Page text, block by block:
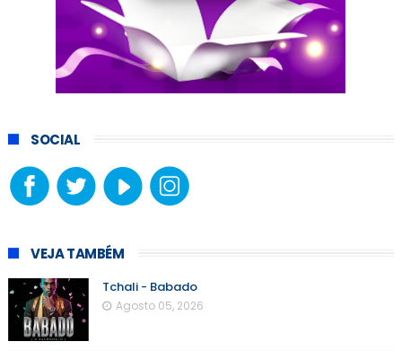
SOCIAL
VEJA TAMBÉM
Tchali - Babado
Agosto 05, 2026